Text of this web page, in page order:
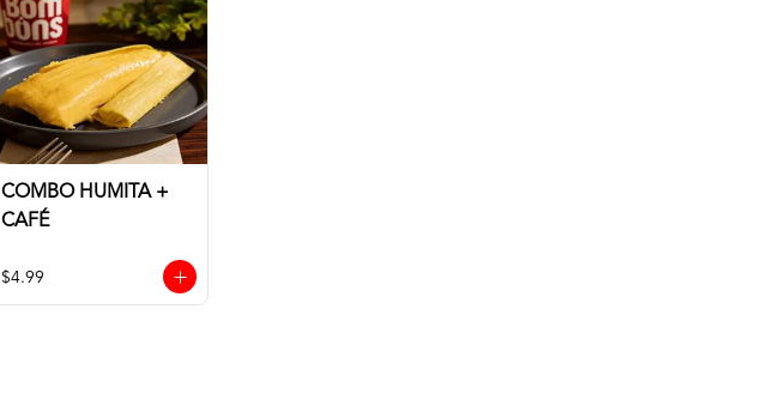
COMBO HUMITA +
CAFÉ
$4.99